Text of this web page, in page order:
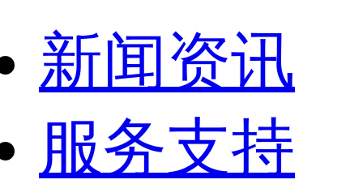
新闻资讯
服务支持